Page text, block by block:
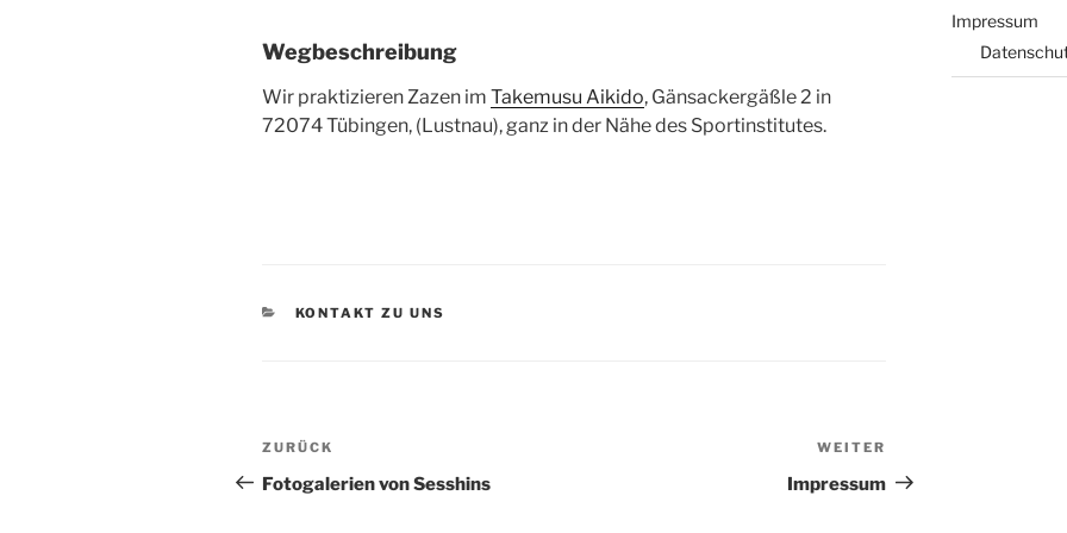
Wegbeschreibung
Wir praktizieren Zazen im Takemusu Aikido, Gänsackergäßle 2 in
72074 Tübingen, (Lustnau), ganz in der Nähe des Sportinstitutes.
KATEGORIEN
KONTAKT ZU UNS
Beitragsnavigation
Vorheriger
Beitrag
ZURÜCK
Fotogalerien von Sesshins
Beitrag
WEITER
Impressum
Impressum